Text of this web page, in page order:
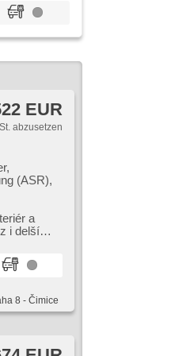
EUR
abzusetzen
(ASR),
a
i delší
8 - Čimice